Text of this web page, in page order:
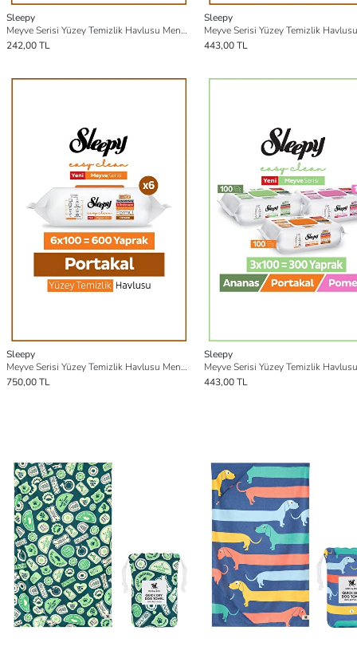
Sleepy
Meyve Serisi Yüzey Temizlik Havlusu Mendili Portakal 100 Yaprak
242,00 TL
Sleepy
443,00 TL
Sleepy
Meyve Serisi Yüzey Temizlik Havlusu Mendili Portakal 6x100 (600 Yaprak)
750,00 TL
Sleepy
443,00 TL